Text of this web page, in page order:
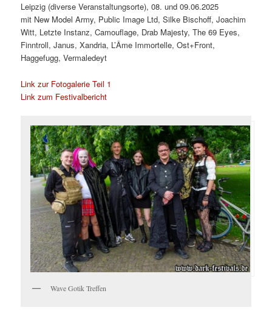
Leipzig (diverse Veranstaltungsorte), 08. und 09.06.2025
mit New Model Army, Public Image Ltd, Silke Bischoff, Joachim
Witt, Letzte Instanz, Camouflage, Drab Majesty, The 69 Eyes,
Finntroll, Janus, Xandria, L’Âme Immortelle, Ost+Front,
Haggefugg, Vermaledeyt
Link zur Fotogalerie Teil 1
Link zum Festivalbericht
Wave Gotik Treffen